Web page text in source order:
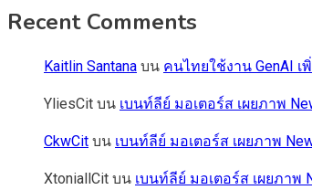
Recent Comments
Kaitlin Santana บน คนไทยใช้งาน GenAI
YliesCit บน เบนท์ลีย์ มอเตอร์ส เผยภาพ
CkwCit บน เบนท์ลีย์ มอเตอร์ส เผยภาพ
XtoniallCit บน เบนท์ลีย์ มอเตอร์ส เผยภาพ